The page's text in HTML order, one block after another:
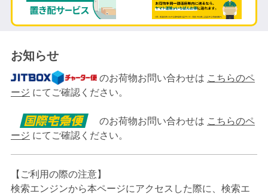
お知らせ
のお荷物お問い合わせは こちらのペ
ージ にてご確認ください。
のお荷物お問い合わせは こちらのペ
ージ にてご確認ください。
【ご利用の際の注意】
検索エンジンから本ページにアクセスした際に、検索エ